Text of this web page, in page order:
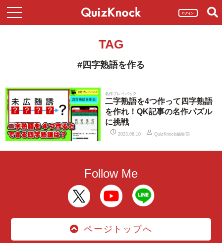
ログイン
TAG
#四字熟語を作る
名作プレイバック
二字熟語を4つ作って四字熟語
を作れ！QK記事の名作パズル
に挑戦
2023.06.10 QuizKnock編集部
Follow Me
ページトップへ